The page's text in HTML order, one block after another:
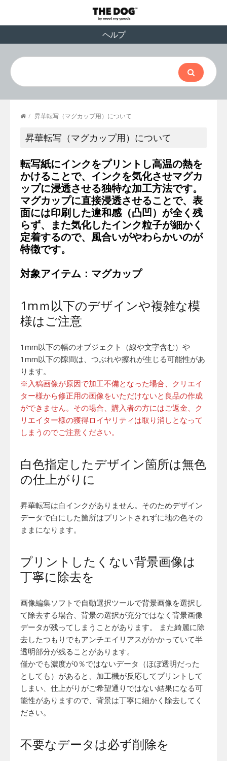
ヘルプ
/ 昇華転写（マグカップ用）について
昇華転写（マグカップ用）について
転写紙にインクをプリントし高温の熱を
かけることで、インクを気化させマグカ
ップに浸透させる独特な加工方法です。
マグカップに直接浸透させることで、表
面には印刷した違和感（凸凹）が全く残
らず、また気化したインク粒子が細かく
定着するので、風合いがやわらかいのが
特徴です。
対象アイテム：マグカップ
1mｍ以下のデザインや複雑な模
様はご注意
1mm以下の幅のオブジェクト（線や文字含む）や
1mm以下の隙間は、つぶれや擦れが生じる可能性があ
ります。
※入稿画像が原因で加工不備となった場合、クリエイ
ター様から修正用の画像をいただけないと良品の作成
ができません。その場合、購入者の方にはご返金、ク
リエイター様の獲得ロイヤリティは取り消しとなって
しまうのでご注意ください。
白色指定したデザイン箇所は無色
の仕上がりに
昇華転写は白インクがありません。そのためデザイン
データで白にした箇所はプリントされずに地の色その
ままになります。
プリントしたくない背景画像は
丁寧に除去を
画像編集ソフトで自動選択ツールで背景画像を選択し
て除去する場合、背景の選択が充分ではなく背景画像
データが残ってしまうことがあります。 また綺麗に除
去したつもりでもアンチエイリアスがかかっていて半
透明部分が残ることがあります。
僅かでも濃度が0％ではないデータ（ほぼ透明だった
としても）があると、加工機が反応してプリントして
しまい、仕上がりがご希望通りではない結果になる可
能性がありますので、背景は丁寧に細かく除去してく
ださい。
不要なデータは必ず削除を